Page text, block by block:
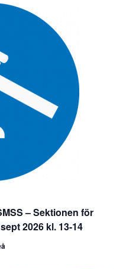
– Sektionen för
2026 kl. 13-14